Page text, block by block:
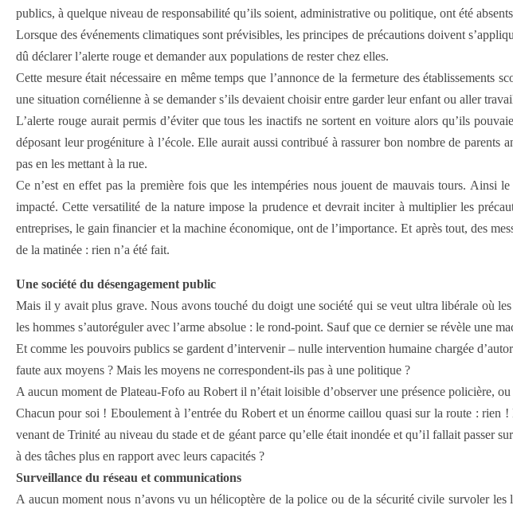
publics, à quelque niveau de responsabilité qu’ils soient, administrative ou politique, ont été
Lorsque des événements climatiques sont prévisibles, les principes de précautions doivent
dû déclarer l’alerte rouge et demander aux populations de rester chez elles.
Cette mesure était nécessaire en même temps que l’annonce de la fermeture des
une situation cornélienne à se demander s’ils devaient choisir entre garder leur enfant ou aller
L’alerte rouge aurait permis d’éviter que tous les inactifs ne sortent en voiture alors qu’ils
déposant leur progéniture à l’école. Elle aurait aussi contribué à rassurer bon nombre de parents
pas en les mettant à la rue.
Ce n’est en effet pas la première fois que les intempéries nous jouent de mauvais tours. Ainsi
impacté. Cette versatilité de la nature impose la prudence et devrait inciter à multiplier les
entreprises, le gain financier et la machine économique, ont de l’importance. Et après tout, des
de la matinée : rien n’a été fait.
Une société du désengagement public
Mais il y avait plus grave. Nous avons touché du doigt une société qui se veut ultra libérale où
les hommes s’autoréguler avec l’arme absolue : le rond-point. Sauf que ce dernier se révèle une
Et comme les pouvoirs publics se gardent d’intervenir – nulle intervention humaine chargée
faute aux moyens ? Mais les moyens ne correspondent-ils pas à une politique ?
A aucun moment de Plateau-Fofo au Robert il n’était loisible d’observer une présence policière,
Chacun pour soi ! Eboulement à l’entrée du Robert et un énorme caillou quasi sur la route :
venant de Trinité au niveau du stade et de géant parce qu’elle était inondée et qu’il fallait passer
à des tâches plus en rapport avec leurs capacités ?
Surveillance du réseau et communications
A aucun moment nous n’avons vu un hélicoptère de la police ou de la sécurité civile survoler